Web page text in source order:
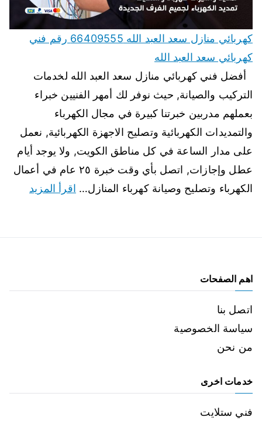
كهربائي منازل سعد العبد الله 66409555 رقم فني
كهربائي سعد العبد الله
أفضل فني كهربائي منازل سعد العبد الله لخدمات
التركيب والصيانة, حيث نوفر لك أمهر الفنيين خبراء
بعملهم مدربين خبرتنا كبيرة في مجال الكهرباء
والتمديدات الكهربائية وتصليح الاجهزة الكهربائية, نعمل
على مدار الساعة في كل مناطق الكويت, ولا يوجد أيام
عطل وإجازات, اتصل بأي وقت خبرة ٢٥ عام في أعمال
الكهرباء وتصليح وصيانة كهرباء المنازل… اقرأ المزيد
اهم الصفحات
اتصل بنا
سياسة الخصوصية
من نحن
خدمات اخرى
فني ستلايت